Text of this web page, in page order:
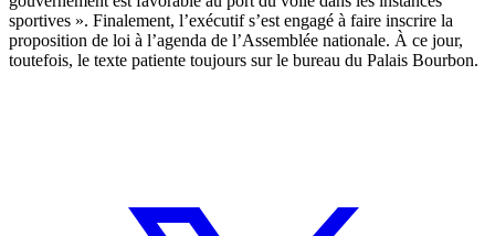
sportives ». Finalement, l’exécutif s’est engagé à faire inscrire la
proposition de loi à l’agenda de l’Assemblée nationale. À ce jour,
toutefois, le texte patiente toujours sur le bureau du Palais Bourbon.